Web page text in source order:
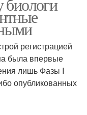
регистрацией
была впервые
лишь Фазы I
опубликованных